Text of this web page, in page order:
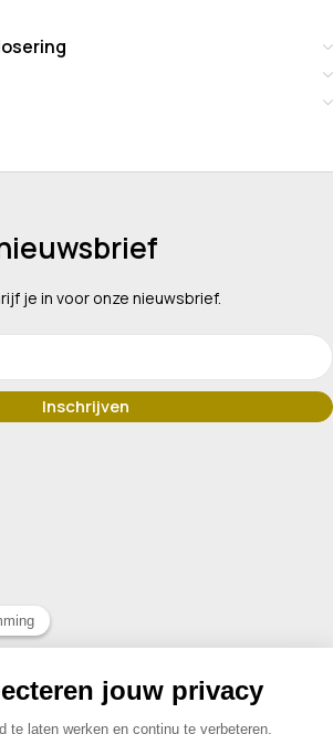
je in voor onze nieuwsbrief.